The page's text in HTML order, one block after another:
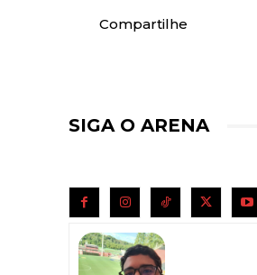
Compartilhe
SIGA O ARENA